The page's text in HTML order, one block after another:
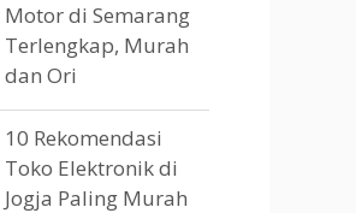
Motor di Semarang
Terlengkap, Murah
dan Ori
10 Rekomendasi
Toko Elektronik di
Jogja Paling Murah